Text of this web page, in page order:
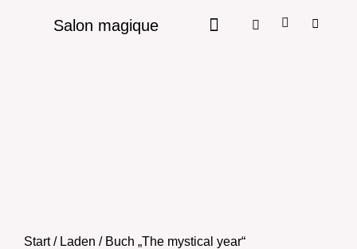
Salon magique
Start/ Laden / Buch „The mystical year“